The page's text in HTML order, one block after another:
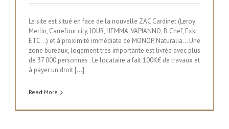
Le site est situé en face de la nouvelle ZAC Cardinet (Leroy
Merlin, Carrefour city, JOUR, HEMMA, VAPIANNO, B Chef, Exki
ETC…) et à proximité immédiate de MONOP, Naturalia… Une
zone bureaux, logement très importante est livrée avec plus
de 37 000 personnes . Le locataire a fait 100K€ de travaux et
à payer un droit [...]
Read More